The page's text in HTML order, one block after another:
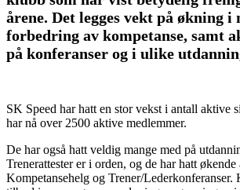
årene. Det legges vekt på økning i
forbedring av kompetanse, samt
på konferanser og i ulike
SK Speed har hatt en stor vekst i antall aktive
har nå over 2500 aktive medlemmer.
De har også hatt veldig mange med på
Trenerattester er i orden, og de har hatt
Kompetansehelg og Trener/Lederkonferanser.